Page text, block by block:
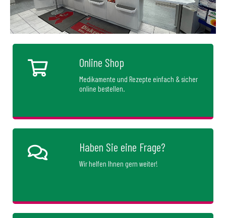
Online Shop
Medikamente und Rezepte einfach & sicher
online bestellen.
Haben Sie eine Frage?
Wir helfen Ihnen gern weiter!